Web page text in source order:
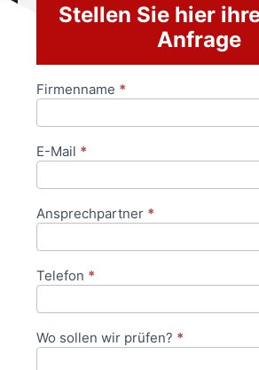
Stellen Sie hier
Anfrage
Anfrageformular
Firmenname *
E-Mail *
Ansprechpartner *
Telefon *
Wo sollen wir prüfen? *